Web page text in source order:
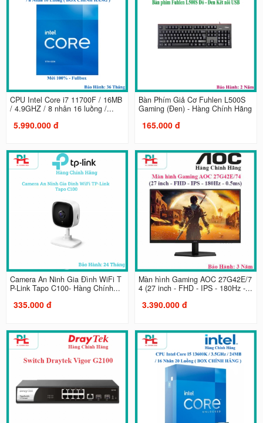
CPU Intel Core i7 11700F / 16MB
/ 4.9GHZ / 8 nhân 16 luồng /...
5.990.000 đ
Bàn Phím Giả Cơ Fuhlen L500S
Gaming (Đen) - Hàng Chính Hãng
165.000 đ
Camera An Ninh Gia Đình WiFi T
P-Link Tapo C100- Hàng Chính...
335.000 đ
Màn hình Gaming AOC 27G42E/7
4 (27 inch - FHD - IPS - 180Hz -...
3.390.000 đ